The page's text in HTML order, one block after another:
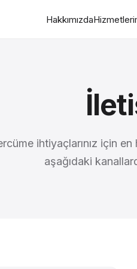
Hakkımızda
ihtiyaçlarınız için
aşağıdaki